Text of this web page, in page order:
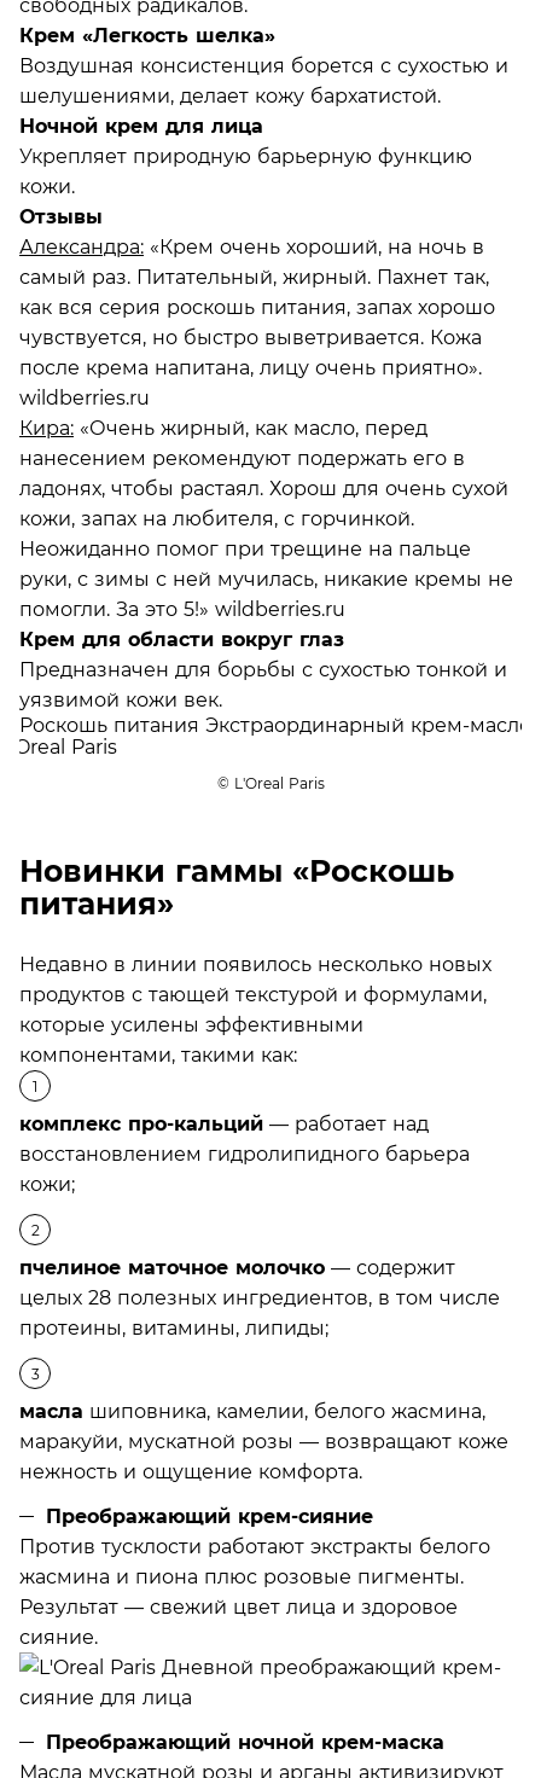
свободных радикалов.
Крем «Легкость шелка»
Воздушная консистенция борется с сухостью и
шелушениями, делает кожу бархатистой.
Ночной крем для лица
Укрепляет природную барьерную функцию
кожи.
Отзывы
Александра: «Крем очень хороший, на ночь в
самый раз. Питательный, жирный. Пахнет так,
как вся серия роскошь питания, запах хорошо
чувствуется, но быстро выветривается. Кожа
после крема напитана, лицу очень приятно».
wildberries.ru
Кира: «Очень жирный, как масло, перед
нанесением рекомендуют подержать его в
ладонях, чтобы растаял. Хорош для очень сухой
кожи, запах на любителя, с горчинкой.
Неожиданно помог при трещине на пальце
руки, с зимы с ней мучилась, никакие кремы не
помогли. За это 5!» wildberries.ru
Крем для области вокруг глаз
Предназначен для борьбы с сухостью тонкой и
уязвимой кожи век.
© L'Oreal Paris
Новинки гаммы «Роскошь
питания»
Недавно в линии появилось несколько новых
продуктов с тающей текстурой и формулами,
которые усилены эффективными
компонентами, такими как:
комплекс про-кальций — работает над
восстановлением гидролипидного барьера
кожи;
пчелиное маточное молочко — содержит
целых 28 полезных ингредиентов, в том числе
протеины, витамины, липиды;
масла шиповника, камелии, белого жасмина,
маракуйи, мускатной розы — возвращают коже
нежность и ощущение комфорта.
Преображающий крем-сияние
Против тусклости работают экстракты белого
жасмина и пиона плюс розовые пигменты.
Результат — свежий цвет лица и здоровое
сияние.
Преображающий ночной крем-маска
Масла мускатной розы и арганы активизируют